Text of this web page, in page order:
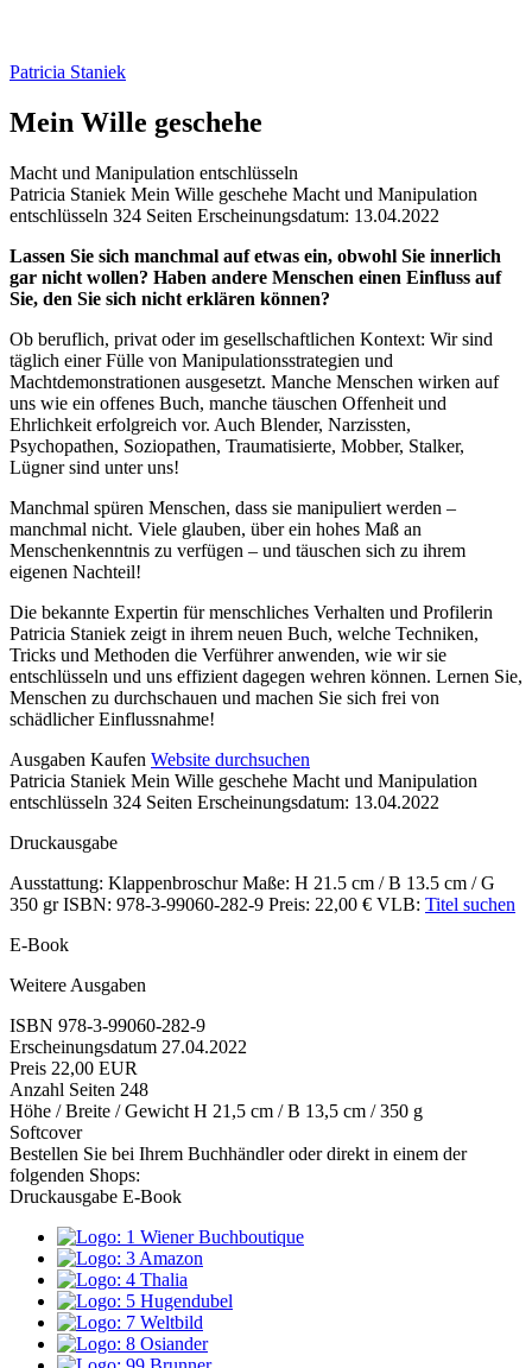
Patricia Staniek
Mein Wille geschehe
Macht und Manipulation entschlüsseln
Buchdetails
Patricia Staniek Mein Wille geschehe Macht und Manipulation
entschlüsseln 324 Seiten Erscheinungsdatum: 13.04.2022
Beschreibung
Lassen Sie sich manchmal auf etwas ein, obwohl Sie innerlich
gar nicht wollen? Haben andere Menschen einen Einfluss auf
Sie, den Sie sich nicht erklären können?
Ob beruflich, privat oder im gesellschaftlichen Kontext: Wir sind
täglich einer Fülle von Manipulationsstrategien und
Machtdemonstrationen ausgesetzt. Manche Menschen wirken auf
uns wie ein offenes Buch, manche täuschen Offenheit und
Ehrlichkeit erfolgreich vor. Auch Blender, Narzissten,
Psychopathen, Soziopathen, Traumatisierte, Mobber, Stalker,
Lügner sind unter uns!
Manchmal spüren Menschen, dass sie manipuliert werden –
manchmal nicht. Viele glauben, über ein hohes Maß an
Menschenkenntnis zu verfügen – und täuschen sich zu ihrem
eigenen Nachteil!
Die bekannte Expertin für menschliches Verhalten und Profilerin
Patricia Staniek zeigt in ihrem neuen Buch, welche Techniken,
Tricks und Methoden die Verführer anwenden, wie wir sie
entschlüsseln und uns effizient dagegen wehren können. Lernen Sie,
Menschen zu durchschauen und machen Sie sich frei von
schädlicher Einflussnahme!
Details
und
Ausgaben Kaufen Website durchsuchen
Patricia Staniek Mein Wille geschehe Macht und Manipulation
entschlüsseln 324 Seiten Erscheinungsdatum: 13.04.2022
Druckausgabe
Ausstattung: Klappenbroschur Maße: H 21.5 cm / B 13.5 cm / G
350 gr ISBN: 978-3-99060-282-9 Preis: 22,00 € VLB: Titel suchen
E-Book
Weitere Ausgaben
ISBN 978-3-99060-282-9
Erscheinungsdatum 27.04.2022
Preis 22,00 EUR
Anzahl Seiten 248
Höhe / Breite / Gewicht H 21,5 cm / B 13,5 cm / 350 g
Softcover
Bestellen Sie bei Ihrem Buchhändler oder direkt in einem der
folgenden Shops:
Druckausgabe E-Book